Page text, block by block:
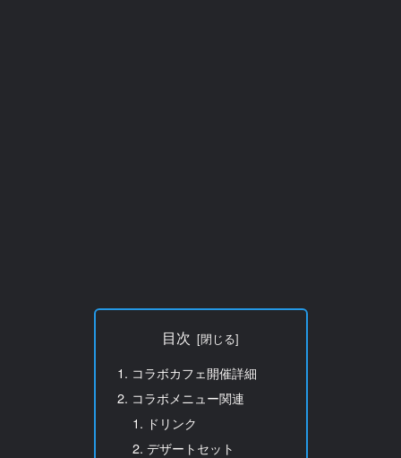
目次
コラボカフェ開催詳細
コラボメニュー関連
ドリンク
デザートセット